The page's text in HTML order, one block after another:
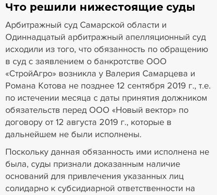
Что решили нижестоящие суды
Арбитражный суд Самарской области и
Одиннадцатый арбитражный апелляционный суд
исходили из того, что обязанность по обращению
в суд с заявлением о банкротстве ООО
«СтройАгро» возникла у Валерия Самарцева и
Романа Котова не позднее 12 сентября 2019 г., т.е.
по истечении месяца с даты принятия должником
обязательств перед ООО «Новый вектор» по
договору от 12 августа 2019 г., которые в
дальнейшем не были исполнены.
Поскольку данная обязанность ими исполнена не
была, суды признали доказанным наличие
оснований для привлечения указанных лиц
солидарно к субсидиарной ответственности на